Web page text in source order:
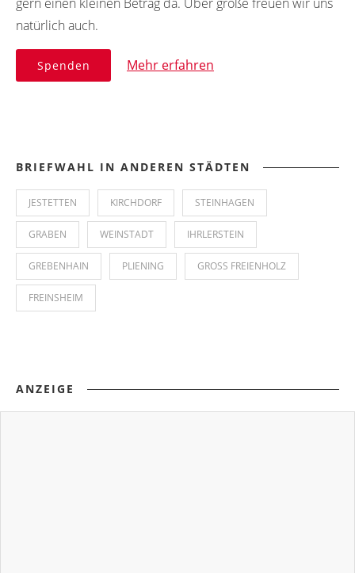
natürlich auch.
Spenden Mehr erfahren
BRIEFWAHL IN ANDEREN STÄDTEN
JESTETTEN KIRCHDORF STEINHAGEN
GRABEN WEINSTADT IHRLERSTEIN
GREBENHAIN PLIENING GROSS FREIENHOLZ
FREINSHEIM
ANZEIGE